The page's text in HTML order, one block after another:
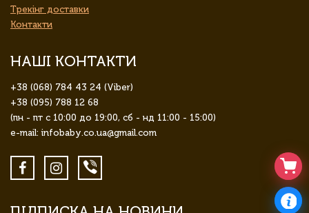
Трекінг доставки
Контакти
НАШІ КОНТАКТИ
+38 (068) 784 43 24 (Viber)
+38 (095) 788 12 68
(пн - пт с 10:00 до 19:00, сб - нд 11:00 - 15:00)
e-mail: infobaby.co.ua@gmail.com